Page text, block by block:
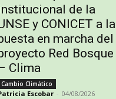
de la
y CONICET a la
en marcha del
Red Bosque
Clima
Cambio Climático
Escobar - 04/08/2026